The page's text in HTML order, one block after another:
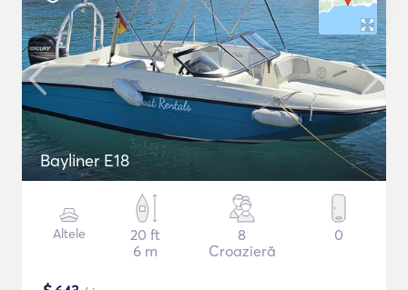
Bayliner E18
Altele
20 ft
6 m
8
Croazieră
0